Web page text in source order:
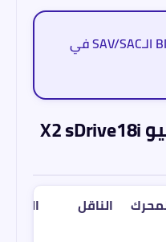
🚘 تصفح جميع سيارات BMW الـSAV/SAC في
فئة وسعر بي إم دبليو X2 sDrive18i
الناقل الدفع